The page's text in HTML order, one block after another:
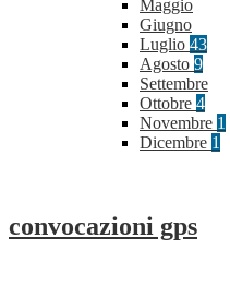
Maggio
Giugno
Luglio 43
Agosto 9
Settembre
Ottobre 4
Novembre 1
Dicembre 1
convocazioni gps